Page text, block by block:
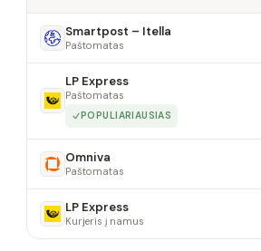
Smartpost – Itella
Paštomatas
LP Express
Paštomatas
POPULIARIAUSIAS
Omniva
Paštomatas
LP Express
Kurjeris į namus